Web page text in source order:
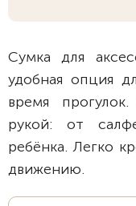
Сумка для
удобная опция
время
рукой: от
ребёнка. Легко
движению.